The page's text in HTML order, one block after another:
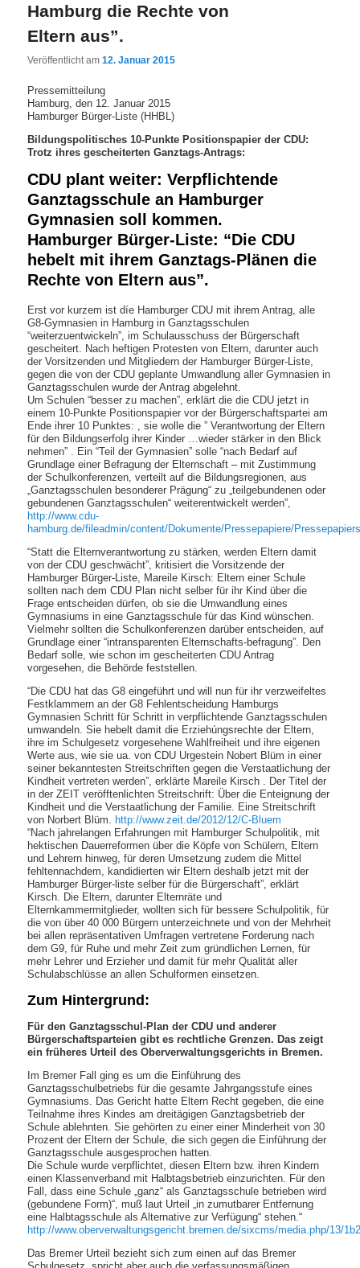
Hamburg die Rechte von
Eltern aus”.
Veröffentlicht am12. Januar 2015
Pressemitteilung
Hamburg, den 12. Januar 2015
Hamburger Bürger-Liste (HHBL)
Bildungspolitisches 10-Punkte Positionspapier der CDU:
Trotz ihres gescheiterten Ganztags-Antrags:
CDU plant weiter: Verpflichtende
Ganztagsschule an Hamburger
Gymnasien soll kommen.
Hamburger Bürger-Liste: “Die CDU
hebelt mit ihrem Ganztags-Plänen die
Rechte von Eltern aus”.
Erst vor kurzem ist díe Hamburger CDU mit ihrem Antrag, alle
G8-Gymnasien in Hamburg in Ganztagsschulen
“weiterzuentwickeln”, im Schulausschuss der Bürgerschaft
gescheitert. Nach heftigen Protesten von Eltern, darunter auch
der Vorsitzenden und Mitgliedern der Hamburger Bürger-Liste,
gegen die von der CDU geplante Umwandlung aller Gymnasien in
Ganztagsschulen wurde der Antrag abgelehnt.
Um Schulen “besser zu machen”, erklärt die die CDU jetzt in
einem 10-Punkte Positionspapier vor der Bürgerschaftspartei am
Ende ihrer 10 Punktes: , sie wolle die ” Verantwortung der Eltern
für den Bildungserfolg ihrer Kinder …wieder stärker in den Blick
nehmen” . Ein “Teil der Gymnasien” solle “nach Bedarf auf
Grundlage einer Befragung der Elternschaft – mit Zustimmung
der Schulkonferenzen, verteilt auf die Bildungsregionen, aus
„Ganztagsschulen besonderer Prägung“ zu „teilgebundenen oder
gebundenen Ganztagsschulen“ weiterentwickelt werden”,
http://www.cdu-
hamburg.de/fileadmin/content/Dokumente/Pressepapiere/
“Statt die Elternverantwortung zu stärken, werden Eltern damit
von der CDU geschwächt”, kritisiert die Vorsitzende der
Hamburger Bürger-Liste, Mareile Kirsch: Eltern einer Schule
sollten nach dem CDU Plan nicht selber für ihr Kind über die
Frage entscheiden dürfen, ob sie die Umwandlung eines
Gymnasiums in eine Ganztagsschule für das Kind wünschen.
Vielmehr sollten die Schulkonferenzen darüber entscheiden, auf
Grundlage einer “intransparenten Elternschafts-befragung”. Den
Bedarf solle, wie schon im gescheiterten CDU Antrag
vorgesehen, die Behörde feststellen.
“Die CDU hat das G8 eingeführt und will nun für ihr verzweifeltes
Festklammern an der G8 Fehlentscheidung Hamburgs
Gymnasien Schritt für Schritt in verpflichtende Ganztagsschulen
umwandeln. Sie hebelt damit die Erziehúngsrechte der Eltern,
ihre im Schulgesetz vorgesehene Wahlfreiheit und ihre eigenen
Werte aus, wie sie ua. von CDU Urgestein Nobert Blüm in einer
seiner bekanntesten Streitschriften gegen die Verstaatlichung der
Kindheit vertreten werden”, erklärte Mareile Kirsch . Der Titel der
in der ZEIT veröfftenlichten Streitschrift: Über die Enteignung der
Kindheit und die Verstaatlichung der Familie. Eine Streitschrift
von Norbert Blüm. http://www.zeit.de/2012/12/C-Bluem
“Nach jahrelangen Erfahrungen mit Hamburger Schulpolitik, mit
hektischen Dauerreformen über die Köpfe von Schülern, Eltern
und Lehrern hinweg, für deren Umsetzung zudem die Mittel
fehltennachdem, kandidierten wir Eltern deshalb jetzt mit der
Hamburger Bürger-liste selber für die Bürgerschaft”, erklärt
Kirsch. Die Eltern, darunter Elternräte und
Elternkammermitglieder, wollten sich für bessere Schulpolitik, für
die von über 40 000 Bürgern unterzeichnete und von der Mehrheit
bei allen repräsentativen Umfragen vertretene Forderung nach
dem G9, für Ruhe und mehr Zeit zum gründlichen Lernen, für
mehr Lehrer und Erzieher und damit für mehr Qualität aller
Schulabschlüsse an allen Schulformen einsetzen.
Zum Hintergrund:
Für den Ganztagsschul-Plan der CDU und anderer
Bürgerschaftsparteien gibt es rechtliche Grenzen. Das zeigt
ein früheres Urteil des Oberverwaltungsgerichts in Bremen.
Im Bremer Fall ging es um die Einführung des
Ganztagsschulbetriebs für die gesamte Jahrgangsstufe eines
Gymnasiums. Das Gericht hatte Eltern Recht gegeben, die eine
Teilnahme ihres Kindes am dreitägigen Ganztagsbetrieb der
Schule ablehnten. Sie gehörten zu einer einer Minderheit von 30
Prozent der Eltern der Schule, die sich gegen die Einführung der
Ganztagsschule ausgesprochen hatten.
Die Schule wurde verpflichtet, diesen Eltern bzw. ihren Kindern
einen Klassenverband mit Halbtagsbetrieb einzurichten. Für den
Fall, dass eine Schule „ganz“ als Ganztagsschule betrieben wird
(gebundene Form)“, muß laut Urteil „in zumutbarer Entfernung
eine Halbtagsschule als Alternative zur Verfügung“ stehen.“
http://www.oberverwaltungsgericht.bremen.de/sixcms/media.php/13/
Das Bremer Urteil bezieht sich zum einen auf das Bremer